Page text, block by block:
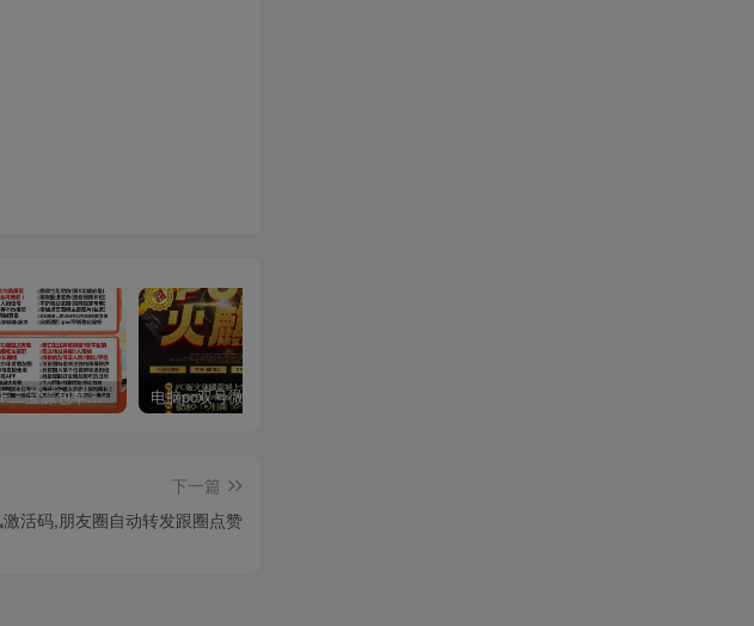
福禄TF二宝源包苹果微信多开分身官网,带百款功能正版福禄授权
下一篇
活码,朋友圈自动转发跟圈点赞